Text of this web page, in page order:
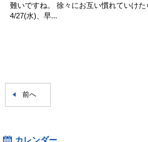
難いですね。 徐々にお互い慣れていけた
4/27(水)、早...
前へ